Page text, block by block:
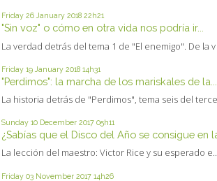
Friday 26 January 2018 22h21
"Sin voz" o cómo en otra vida nos podría ir...
La verdad detrás del tema 1 de "El enemigo". De la v
Friday 19 January 2018 14h31
"Perdimos": la marcha de los mariskales de la...
La historia detrás de "Perdimos", tema seis del
Sunday 10 December 2017 05h11
¿Sabías que el Disco del Año se consigue en
La lección del maestro: Victor Rice y su esperado
Friday 03 November 2017 14h26